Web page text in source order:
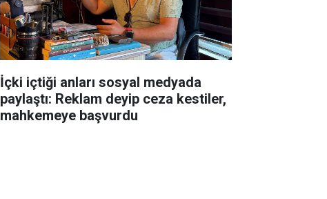
İçki içtiği anları sosyal medyada
paylaştı: Reklam deyip ceza kestiler,
mahkemeye başvurdu